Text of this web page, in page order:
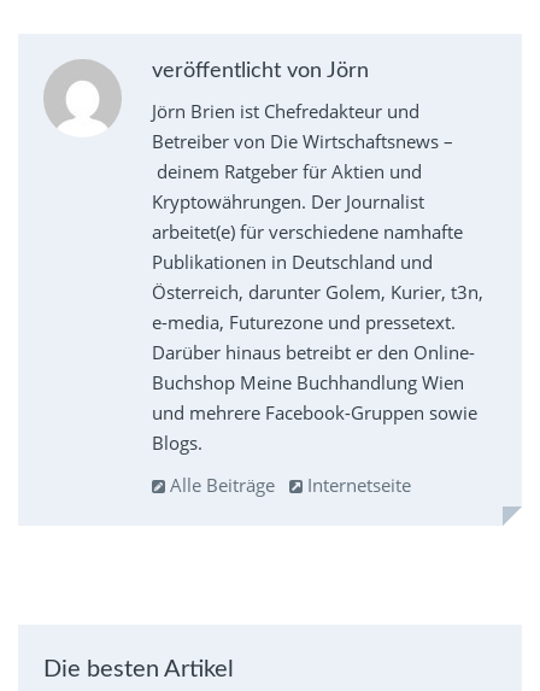
veröffentlicht von Jörn
Jörn Brien ist Chefredakteur und
Betreiber von Die Wirtschaftsnews –
deinem Ratgeber für Aktien und
Kryptowährungen. Der Journalist
arbeitet(e) für verschiedene namhafte
Publikationen in Deutschland und
Österreich, darunter Golem, Kurier, t3n,
e-media, Futurezone und pressetext.
Darüber hinaus betreibt er den Online-
Buchshop Meine Buchhandlung Wien
und mehrere Facebook-Gruppen sowie
Blogs.
Alle Beiträge
Internetseite
Die besten Artikel